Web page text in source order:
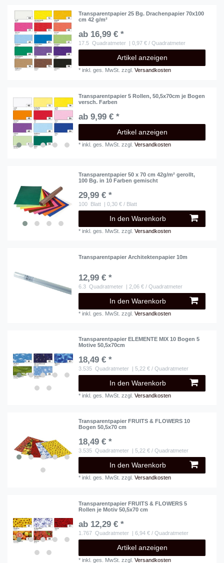
Transparentpapier 25 Bg. Drachenpapier 70x100
cm 42 g/m²
ab 16,99 € *
17.5 Quadratmeter | 0,97 € / Quadratmeter
Artikel anzeigen
*inkl. ges. MwSt. zzgl.Versandkosten
Transparentpapier 5 Rollen, 50,5x70cm je Bogen
versch. Farben
ab 9,99 € *
Artikel anzeigen
*inkl. ges. MwSt. zzgl.Versandkosten
Transparentpapier 50 x 70 cm 42g/m² gerollt,
100 Bg. in 10 Farben gemischt
29,99 € *
100 Blatt | 0,30 € / Blatt
In den Warenkorb
*inkl. ges. MwSt. zzgl.Versandkosten
Transparentpapier Architektenpapier 10m
12,99 € *
6.3 Quadratmeter | 2,06 € / Quadratmeter
In den Warenkorb
*inkl. ges. MwSt. zzgl.Versandkosten
Transparentpapier ELEMENTE MIX 10 Bogen 5
Motive 50,5x70cm
18,49 € *
3.535 Quadratmeter | 5,22 € / Quadratmeter
In den Warenkorb
*inkl. ges. MwSt. zzgl.Versandkosten
Transparentpapier FRUITS & FLOWERS 10
Bogen 50,5x70 cm
18,49 € *
3.535 Quadratmeter | 5,22 € / Quadratmeter
In den Warenkorb
*inkl. ges. MwSt. zzgl.Versandkosten
Transparentpapier FRUITS & FLOWERS 5
Rollen je Motiv 50,5x70 cm
ab 12,29 € *
1.767 Quadratmeter | 6,94 € / Quadratmeter
Artikel anzeigen
*inkl. ges. MwSt. zzgl.Versandkosten